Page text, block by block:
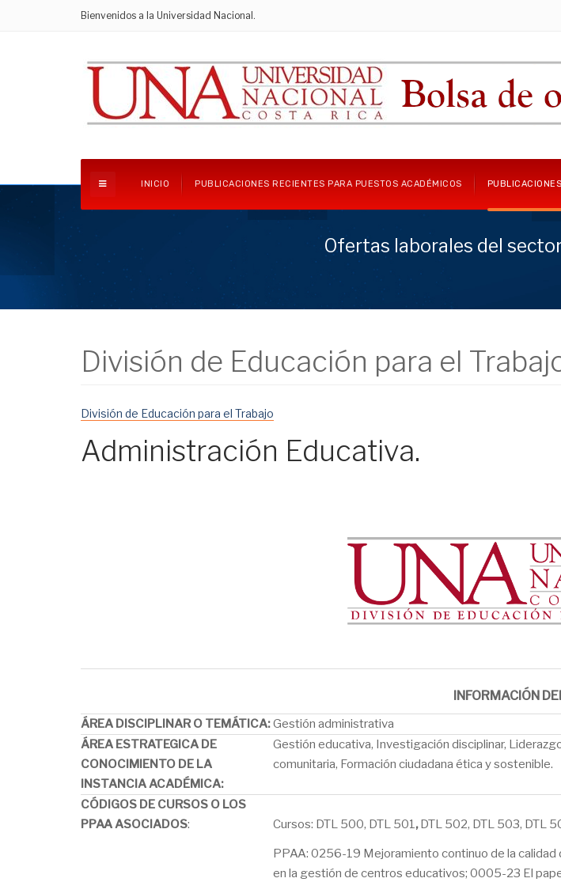
Bienvenidos a la Universidad Nacional.
INICIO PUBLICACIONES RECIENTES PARA PUESTOS ACADÉMICOS
Ofertas laborales del
División de Educación para el
División de Educación para el Trabajo
Administración Educativa.
INFORMACIÓN
ÁREA DISCIPLINAR O TEMÁTICA: Gestión administrativa
ÁREA ESTRATEGICA DE
CONOCIMIENTO DE LA
INSTANCIA ACADÉMICA:
Gestión educativa, Investigación disciplinar,
comunitaria, Formación ciudadana ética y sostenible.
CÓDIGOS DE CURSOS O LOS
PPAA ASOCIADOS: Cursos: DTL 500, DTL 501,DTL 502, DTL 503, DTL
PPAA: 0256-19 Mejoramiento continuo de la
en la gestión de centros educativos; 0005-23 El